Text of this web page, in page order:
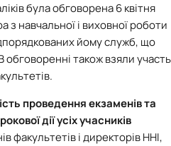
була обговорена 6 квітня
з навчальної і виховної роботи
йому служб, що
також взяли участь
проведення екзаменів та
дії усіх учасників
факультетів і директорів ННІ,